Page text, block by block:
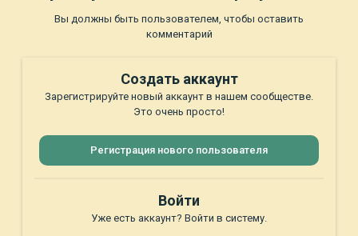
Вы должны быть пользователем, чтобы оставить
комментарий
Создать аккаунт
Зарегистрируйте новый аккаунт в нашем сообществе.
Это очень просто!
Регистрация нового пользователя
Войти
Уже есть аккаунт? Войти в систему.